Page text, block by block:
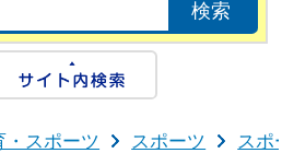
検索
スポーツ スポーツ スポ